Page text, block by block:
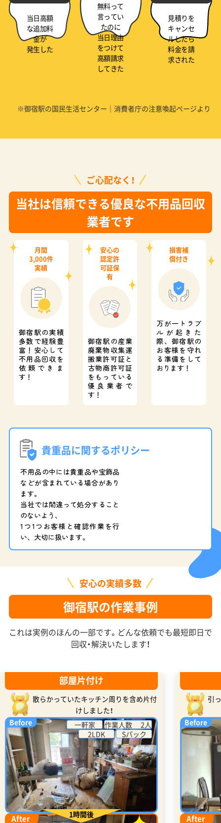
当日高額
な追加料
金が
発生した
無料って
言ってい
たのに
当日理由
をつけて
高額請求
してきた
見積りを
キャンセ
ルしたら
料金を請
求された
※御宿駅の国民生活センター｜消費者庁の注意喚起ページより
ご心配なく！
当社は信頼できる優良な不用品回収
業者です
月間
3,000件
実績
御宿駅の実績
多数で経験豊
富！ 安心して
不用品回収を
依頼できま
す！
安心の
認定許
可証保
有
御宿駅の産業
廃棄物収集運
搬業許可証と
古物商許可証
をもっている
優良業者で
す！
損害補
償付き
万が一トラブ
ルが起きた
際、御宿駅の
お客様を守れ
る準備をして
おります！
貴重品に関するポリシー
不用品の中には貴重品や宝飾品
などが含まれている場合があり
ます。
当社では間違って処分すること
のないよう、
1つ1つお客様と確認作業を行
い、大切に扱います。
安心の実績多数
御宿駅の作業事例
これは実例のほんの一部です。どんな依頼でも最短即日で
回収・解決いたします！
部屋片付け
散らかっていたキッチン周りを含め片付
けしました！
Before
一軒家
作業人数 2人
2LDK
Sパック
After 1時間後
引
Before
After